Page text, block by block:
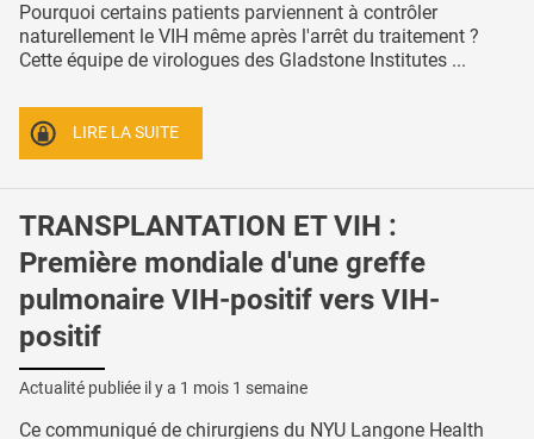
Pourquoi certains patients parviennent à contrôler
naturellement le VIH même après l'arrêt du traitement ?
Cette équipe de virologues des Gladstone Institutes ...
LIRE LA SUITE
TRANSPLANTATION ET VIH :
Première mondiale d'une greffe
pulmonaire VIH-positif vers VIH-
positif
Actualité publiée il y a 1 mois 1 semaine
Ce communiqué de chirurgiens du NYU Langone Health